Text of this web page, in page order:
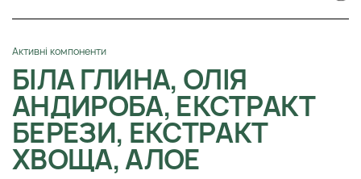
Активні компоненти
БІЛА ГЛИНА, ОЛІЯ
АНДИРОБА, ЕКСТРАКТ
БЕРЕЗИ, ЕКСТРАКТ
ХВОЩА, АЛОЕ